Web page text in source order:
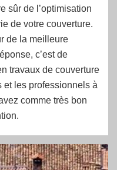
sûr de l’optimisation
de votre couverture.
de la meilleure
c’est de
travaux de couverture
et les professionnels à
comme très bon